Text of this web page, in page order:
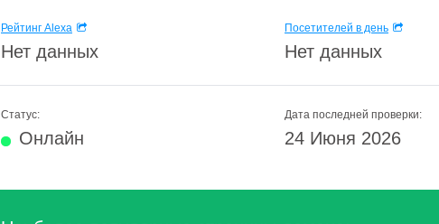
Рейтинг Alexa
Нет данных
Посетителей в день
Нет данных
Статус:
Онлайн
Дата последней проверки:
24 Июня 2026